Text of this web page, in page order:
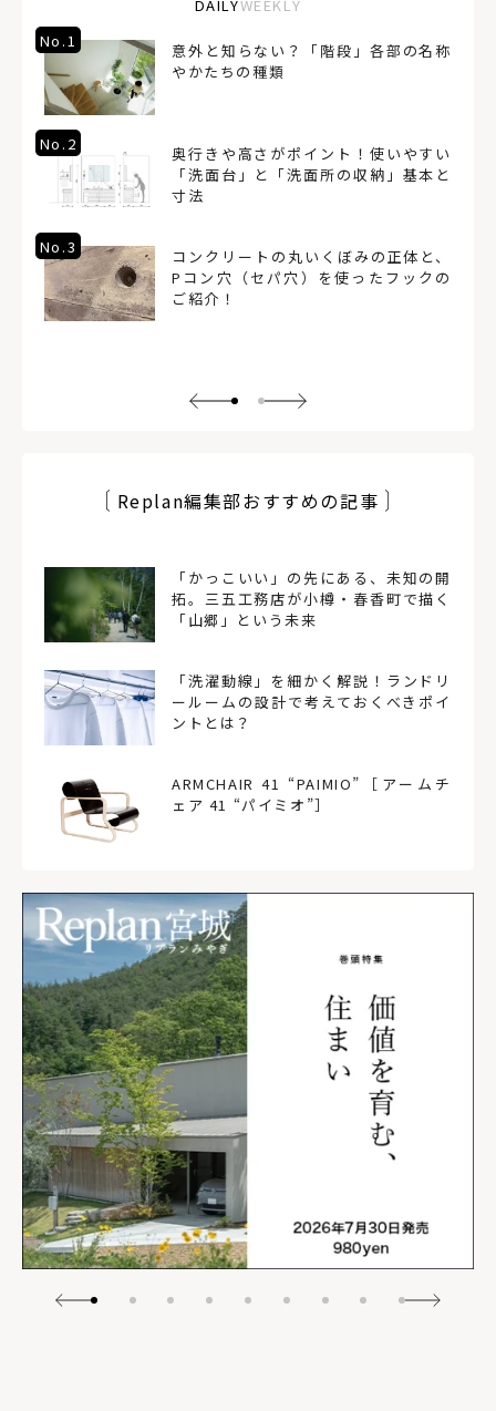
DAILYWEEKLY
No.1
意外と知らない？「階段」各部の名称
やかたちの種類
No.2
奥行きや高さがポイント！使いやすい
「洗面台」と「洗面所の収納」基本と
寸法
No.3
コンクリートの丸いくぼみの正体と、
Pコン穴（セパ穴）を使ったフックの
ご紹介！
Replan編集部おすすめの記事
「かっこいい」の先にある、未知の開
拓。三五工務店が小樽・春香町で描く
「山郷」という未来
「洗濯動線」を細かく解説！ランドリ
ールームの設計で考えておくべきポイ
ントとは？
ARMCHAIR 41 “PAIMIO”［アームチ
ェア 41 “パイミオ”］